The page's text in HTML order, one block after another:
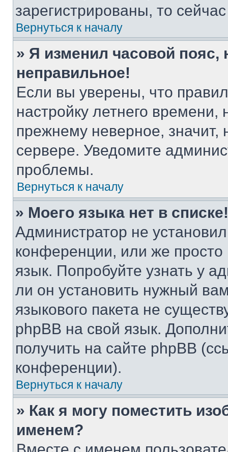
зарегистрированы, то
Вернуться к началу
» Я изменил часовой пояс,
неправильное!
Если вы уверены, что
настройку летнего
прежнему неверное, значит,
сервере. Уведомите
проблемы.
Вернуться к началу
» Моего языка нет в списке!
Администратор не
конференции, или же
язык. Попробуйте узнать у
ли он установить нужный
языкового пакета не
phpBB на свой язык.
получить на сайте phpBB
конференции).
Вернуться к началу
» Как я могу поместить
именем?